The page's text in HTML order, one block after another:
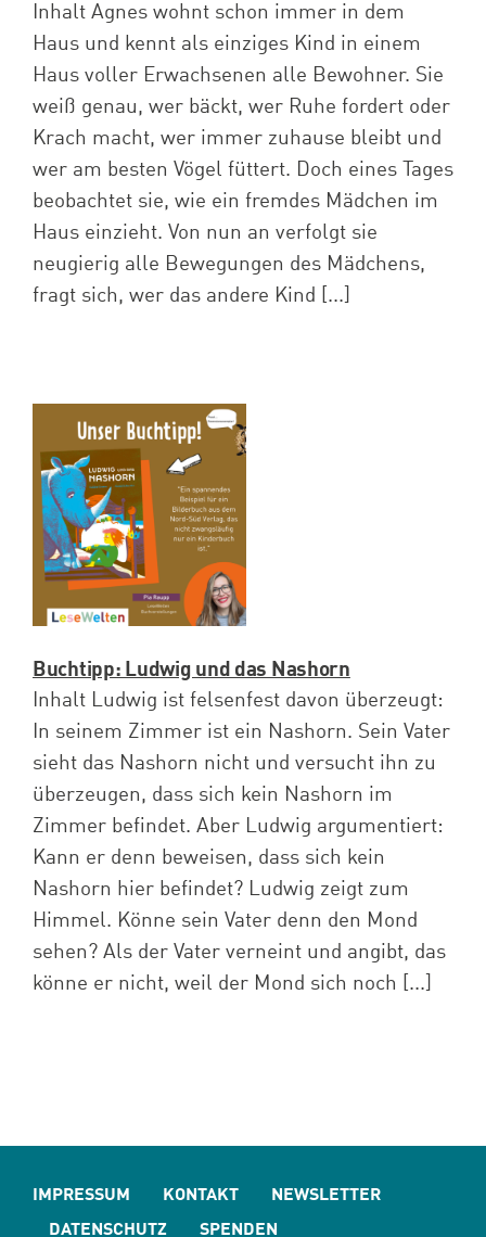
Inhalt Agnes wohnt schon immer in dem
Haus und kennt als einziges Kind in einem
Haus voller Erwachsenen alle Bewohner. Sie
weiß genau, wer bäckt, wer Ruhe fordert oder
Krach macht, wer immer zuhause bleibt und
wer am besten Vögel füttert. Doch eines Tages
beobachtet sie, wie ein fremdes Mädchen im
Haus einzieht. Von nun an verfolgt sie
neugierig alle Bewegungen des Mädchens,
fragt sich, wer das andere Kind [...]
Buchtipp: Ludwig und das Nashorn
Inhalt Ludwig ist felsenfest davon überzeugt:
In seinem Zimmer ist ein Nashorn. Sein Vater
sieht das Nashorn nicht und versucht ihn zu
überzeugen, dass sich kein Nashorn im
Zimmer befindet. Aber Ludwig argumentiert:
Kann er denn beweisen, dass sich kein
Nashorn hier befindet? Ludwig zeigt zum
Himmel. Könne sein Vater denn den Mond
sehen? Als der Vater verneint und angibt, das
könne er nicht, weil der Mond sich noch [...]
IMPRESSUM KONTAKT
NEWSLETTER
DATENSCHUTZ
SPENDEN